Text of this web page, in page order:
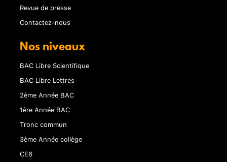
Revue de presse
Contactez-nous
Nos niveaux
BAC Libre Scientifique
BAC Libre Lettres
2ème Année BAC
1ère Année BAC
Tronc commun
3ème Année collège
CE6